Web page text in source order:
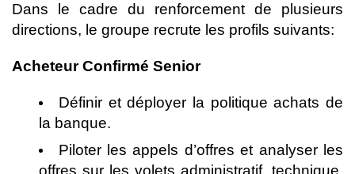
Dans le cadre du renforcement de plusieurs
directions, le groupe recrute les profils suivants:
Acheteur Confirmé Senior
Définir et déployer la politique achats de
la banque.
Piloter les appels d’offres et analyser les
offres sur les volets administratif, technique,